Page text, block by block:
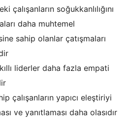
çalışanların soğukkanlılığını
daha muhtemel
sahip olanlar çatışmaları
liderler daha fazla empati
çalışanların yapıcı eleştiriyi
ve yanıtlaması daha olasıdır